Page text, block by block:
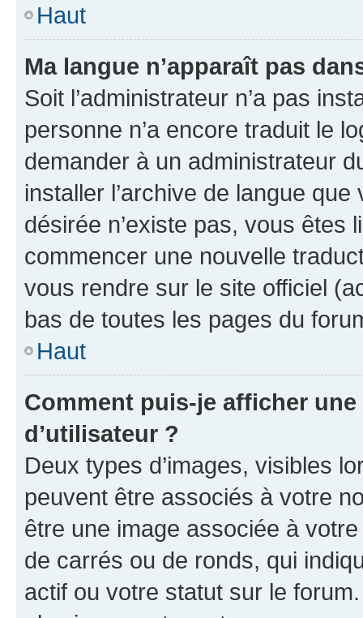
Haut
Ma langue n’apparaît pas
Soit l’administrateur n’a pas
personne n’a encore traduit le
demander à un administrateur
installer l’archive de langue
désirée n’existe pas, vous êtes
commencer une nouvelle
vous rendre sur le site officiel
bas de toutes les pages du
Haut
Comment puis-je afficher
d’utilisateur ?
Deux types d’images, visibles
peuvent être associés à votre
être une image associée à
de carrés ou de ronds, qui
actif ou votre statut sur le